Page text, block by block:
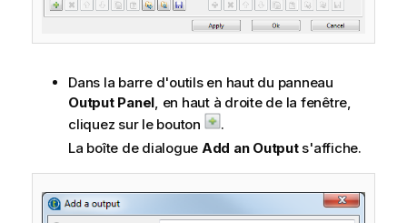
Dans la barre d'outils en haut du panneau
Output Panel, en haut à droite de la fenêtre,
cliquez sur le bouton
.
La boîte de dialogue Add an Outputs'affiche.